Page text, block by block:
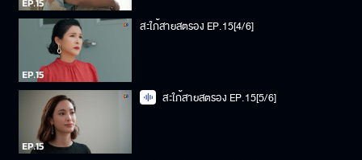
สะใภ้สายสตรอง EP.15[4/6]
สะใภ้สายสตรอง EP.15[5/6]